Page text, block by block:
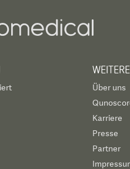
Über uns
Karriere
Presse
Partner